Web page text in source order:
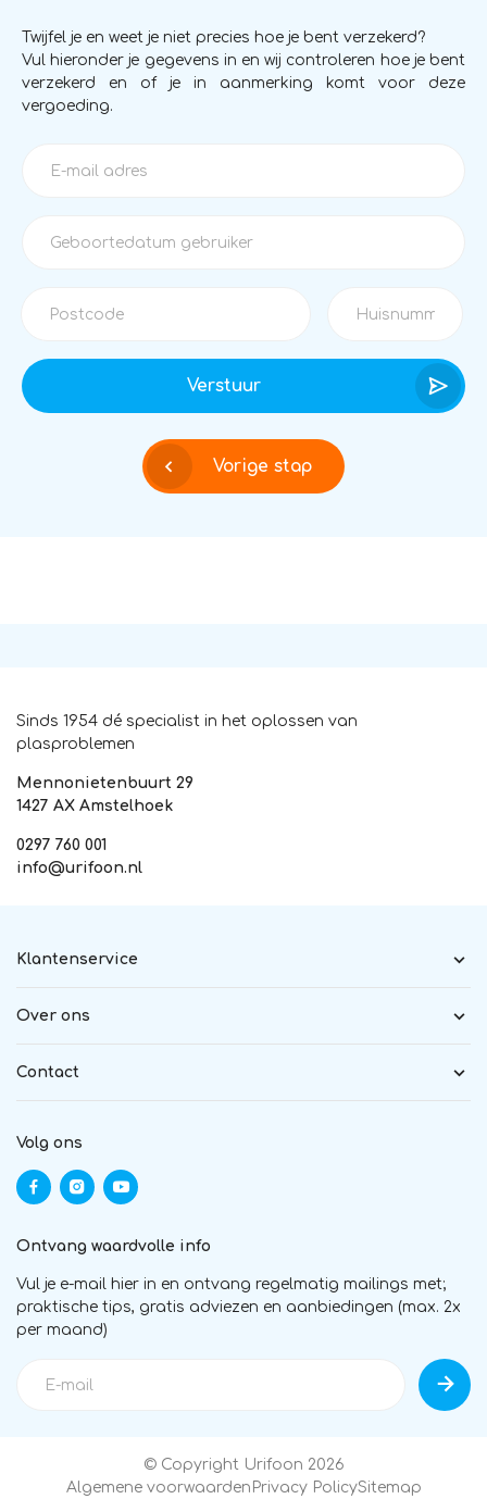
Twijfel je en weet je niet precies hoe je bent verzekerd?
Vul hieronder je gegevens in en wij controleren hoe je bent
verzekerd en of je in aanmerking komt voor deze
vergoeding.
Verstuur
Vorige stap
Sinds 1954 dé specialist in het oplossen van
plasproblemen
Mennonietenbuurt 29
1427 AX Amstelhoek
0297 760 001
info@urifoon.nl
Klantenservice
Over ons
Contact
Volg ons
Ontvang waardvolle info
Vul je e-mail hier in en ontvang regelmatig mailings met;
praktische tips, gratis adviezen en aanbiedingen (max. 2x
per maand)
© Copyright Urifoon 2026
Algemene voorwaarden Privacy PolicySitemap